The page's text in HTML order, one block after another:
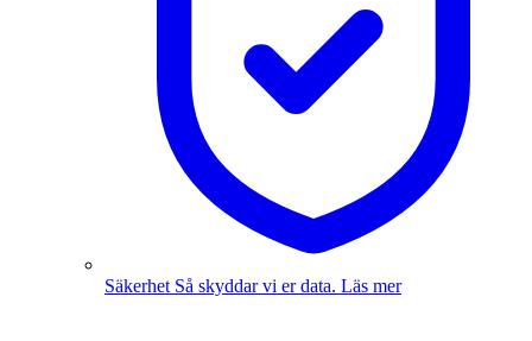
Säkerhet Så skyddar vi er data. Läs mer